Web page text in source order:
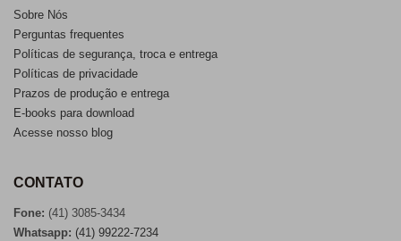
Sobre Nós
Perguntas frequentes
Políticas de segurança, troca e entrega
Políticas de privacidade
Prazos de produção e entrega
E-books para download
Acesse nosso blog
CONTATO
Fone: (41) 3085-3434
Whatsapp: (41) 99222-7234